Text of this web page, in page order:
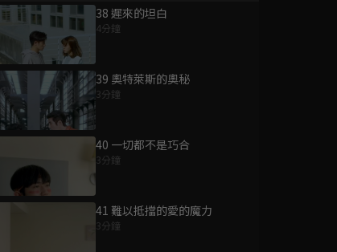
38 遲來的坦白
4分鐘
39 奧特萊斯的奧秘
3分鐘
40 一切都不是巧合
3分鐘
41 難以抵擋的愛的魔力
3分鐘